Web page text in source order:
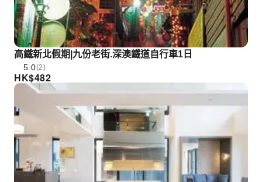
高鐵新北假期|九份老街.深澳鐵道自行車1日
5.0(2)
HK$482